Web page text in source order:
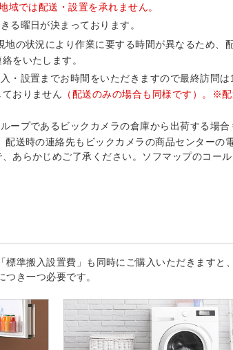
域では配送・設置を承れません。
る曜日が決まっております。
地の状況により作業に要する時間が異なるため、
をいたします。
・設置までお時間をいただきますので最終訪問は
おりません （配送のみの場合も同様です）。※
ープであるビックカメラの倉庫から出荷する場
配送時の連絡先もビックカメラの商品センターの
あらかじめご了承ください。ソフマップのコー
準搬入設置費」も同時にご購入いただきますと
き一つ必要です。